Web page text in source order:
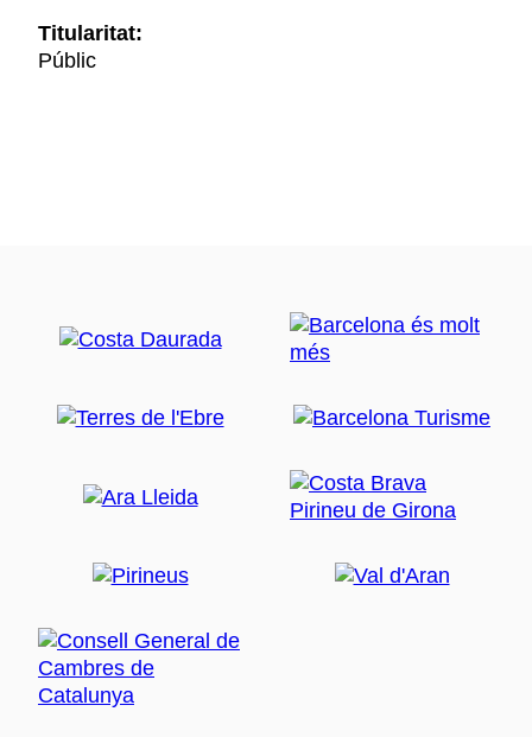
Titularitat:
Públic